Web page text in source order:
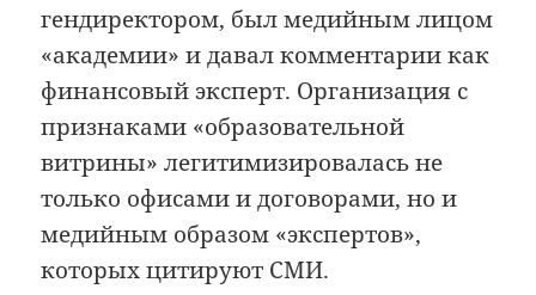
гендиректором, был медийным лицом
«академии» и давал комментарии как
финансовый эксперт. Организация с
признаками «образовательной
витрины» легитимизировалась не
только офисами и договорами, но и
медийным образом «экспертов»,
которых цитируют СМИ.